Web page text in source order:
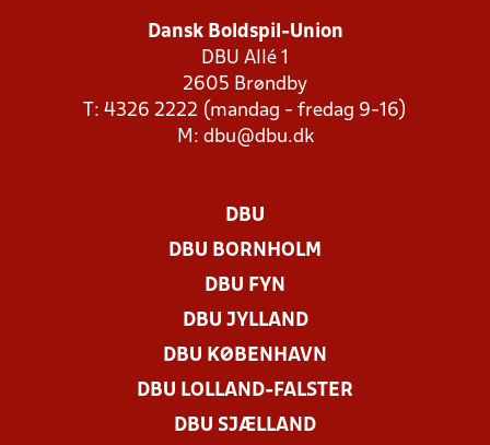
Dansk Boldspil-Union
DBU Allé 1
2605 Brøndby
T: 4326 2222 (mandag - fredag 9-16)
M: dbu@dbu.dk
DBU
DBU BORNHOLM
DBU FYN
DBU JYLLAND
DBU KØBENHAVN
DBU LOLLAND-FALSTER
DBU SJÆLLAND